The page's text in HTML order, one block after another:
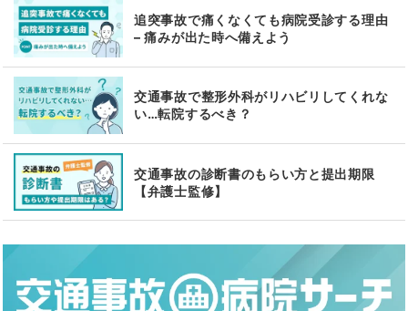
追突事故で痛くなくても病院受診する理由
– 痛みが出た時へ備えよう
交通事故で整形外科がリハビリしてくれな
い…転院するべき？
交通事故の診断書のもらい方と提出期限
【弁護士監修】